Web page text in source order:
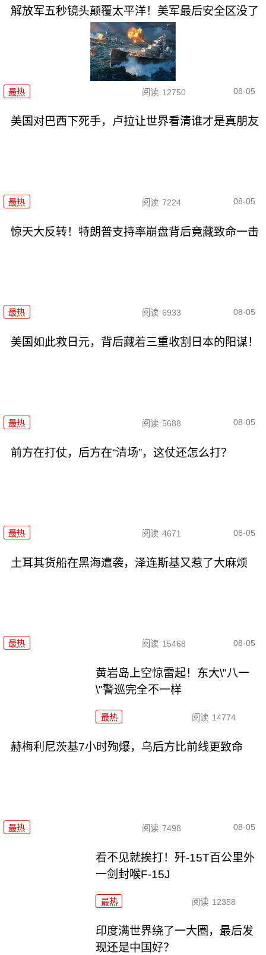
解放军五秒镜头颠覆太平洋！美军最后安全区没了
最热 阅读 12750 08-05
美国对巴西下死手，卢拉让世界看清谁才是真朋友
最热 阅读 7224 08-05
惊天大反转！特朗普支持率崩盘背后竟藏致命一击
最热 阅读 6933 08-05
美国如此救日元，背后藏着三重收割日本的阳谋！
最热 阅读 5688 08-05
前方在打仗，后方在“清场”，这仗还怎么打？
最热 阅读 4671 08-05
土耳其货船在黑海遭袭，泽连斯基又惹了大麻烦
最热 阅读 15468 08-05
黄岩岛上空惊雷起！东大\"八一
\"警巡完全不一样
最热 阅读 14774
赫梅利尼茨基7小时殉爆，乌后方比前线更致命
最热 阅读 7498 08-05
看不见就挨打！歼-15T百公里外
一剑封喉F-15J
最热 阅读 12358
印度满世界绕了一大圈，最后发
现还是中国好？